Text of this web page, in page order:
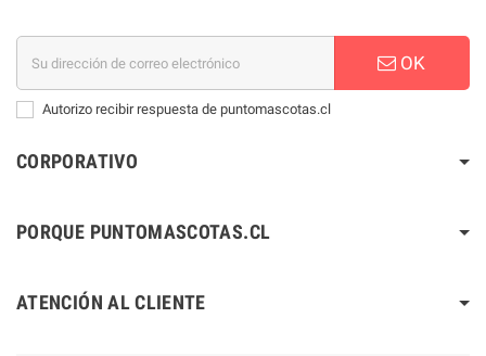
OK
Autorizo recibir respuesta de puntomascotas.cl
CORPORATIVO
PORQUE PUNTOMASCOTAS.CL
ATENCIÓN AL CLIENTE